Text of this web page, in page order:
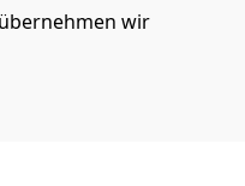
wir